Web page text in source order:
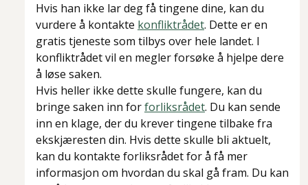
Hvis han ikke lar deg få tingene dine, kan du
vurdere å kontakte konfliktrådet. Dette er en
gratis tjeneste som tilbys over hele landet. I
konfliktrådet vil en megler forsøke å hjelpe dere
å løse saken.
Hvis heller ikke dette skulle fungere, kan du
bringe saken inn forforliksrådet. Du kan sende
inn en klage, der du krever tingene tilbake fra
ekskjæresten din. Hvis dette skulle bli aktuelt,
kan du kontakte forliksrådet for å få mer
informasjon om hvordan du skal gå fram. Du kan